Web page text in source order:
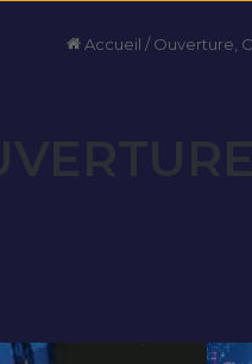
Accueil / Ouverture,